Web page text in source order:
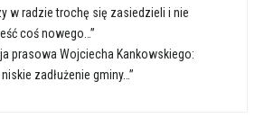
w radzie trochę się zasiedzieli i nie
coś nowego…”
prasowa Wojciecha Kankowskiego:
zadłużenie gminy…”